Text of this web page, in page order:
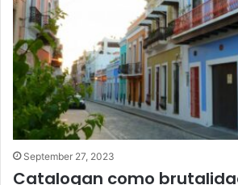
September 27, 2023
Catalogan como